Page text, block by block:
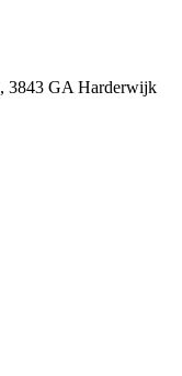
, 3843 GA Harderwijk